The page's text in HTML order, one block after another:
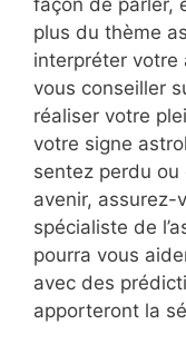
façon de parler,
plus du thème
interpréter votre
vous conseiller
réaliser votre
votre signe
sentez perdu
avenir, assurez-
spécialiste de
pourra vous
avec des
apporteront la